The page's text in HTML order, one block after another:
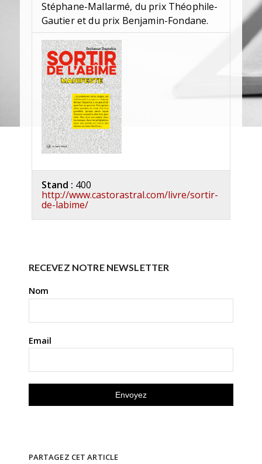
Stéphane-Mallarmé, du prix Théophile-
Gautier et du prix Benjamin-Fondane.
Stand : 400
http://www.castorastral.com/livre/sortir-
de-labime/
RECEVEZ NOTRE NEWSLETTER
Nom
Email
PARTAGEZ CET ARTICLE